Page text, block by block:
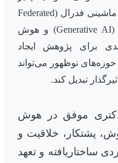
(Explainable AI – XAI)، یادگیری ماشینی فدرال (Federated
Learning)، هوش مصنوعی مولد (Generative AI) و هوش
برای پژوهش ایجاد
نوظهور می‌تواند
تبدیل کند.
دکتری موفق در هوش
پشتکار، خلاقیت و
ساختاریافته و تعهد